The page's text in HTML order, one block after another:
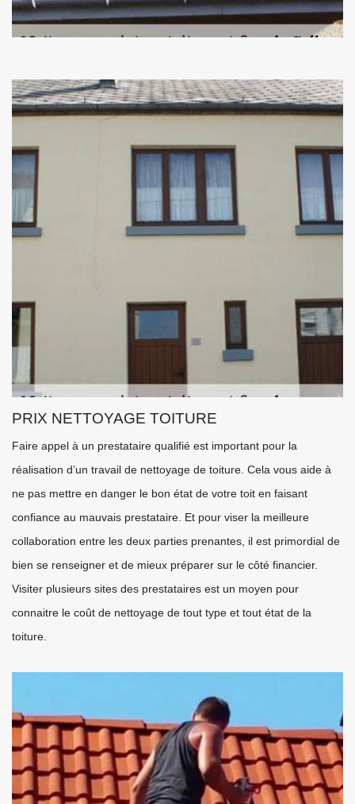
PRIX NETTOYAGE TOITURE
Faire appel à un prestataire qualifié est important pour la
réalisation d’un travail de nettoyage de toiture. Cela vous aide à
ne pas mettre en danger le bon état de votre toit en faisant
confiance au mauvais prestataire. Et pour viser la meilleure
collaboration entre les deux parties prenantes, il est primordial de
bien se renseigner et de mieux préparer sur le côté financier.
Visiter plusieurs sites des prestataires est un moyen pour
connaitre le coût de nettoyage de tout type et tout état de la
toiture.